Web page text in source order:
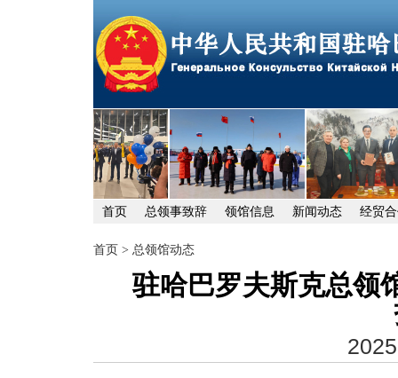
首页 总领事致辞 领馆信息 新闻动态 经贸
首页 > 总领馆动态
驻哈巴罗夫斯克总领